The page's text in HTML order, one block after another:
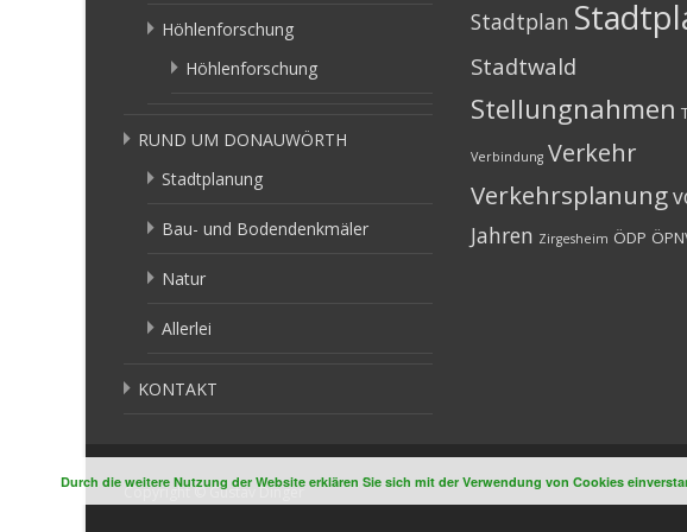
Höhlenforschung
Höhlenforschung
RUND UM DONAUWÖRTH
Stadtplanung
Bau- und Bodendenkmäler
Natur
Allerlei
KONTAKT
Stadtplan
Stadtwald
Stellungnahmen
Verbindung Verkehr
Verkehrsplanung
Jahren Zirgesheim ÖDP
Copyright © Gustav Dinger
Durch die weitere Nutzung der Website erklären Sie sich mit der Verwendung von Cookies